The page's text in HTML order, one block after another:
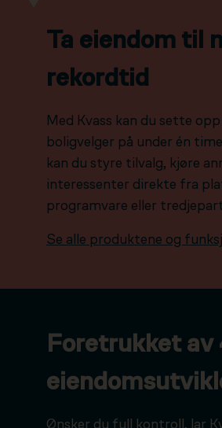
Ta eiendom til
rekordtid
Med Kvass kan du sette
boligvelger på under én
kan du styre tilvalg, kjøre
interessenter direkte fra
programvare eller
Se alle produktene og
Foretrukket